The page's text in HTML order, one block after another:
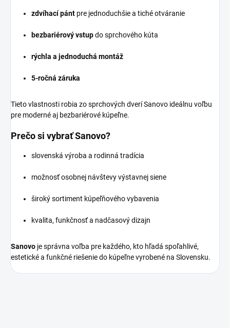
zdvíhací pánt pre jednoduchšie a tiché otváranie
bezbariérový vstupdo sprchového kúta
rýchla a jednoduchá montáž
5-ročná záruka
Tieto vlastnosti robia zo sprchových dverí Sanovo ideálnu voľbu
pre moderné aj bezbariérové kúpeľne.
Prečo si vybrať Sanovo?
slovenská výroba a rodinná tradícia
možnosť osobnej návštevy výstavnej siene
široký sortiment kúpeľňového vybavenia
kvalita, funkčnosť a nadčasový dizajn
Sanovo je správna voľba pre každého, kto hľadá spoľahlivé,
estetické a funkčné riešenie do kúpeľne vyrobené na Slovensku.